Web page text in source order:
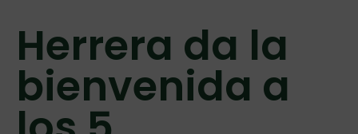
Herrera da la
bienvenida a